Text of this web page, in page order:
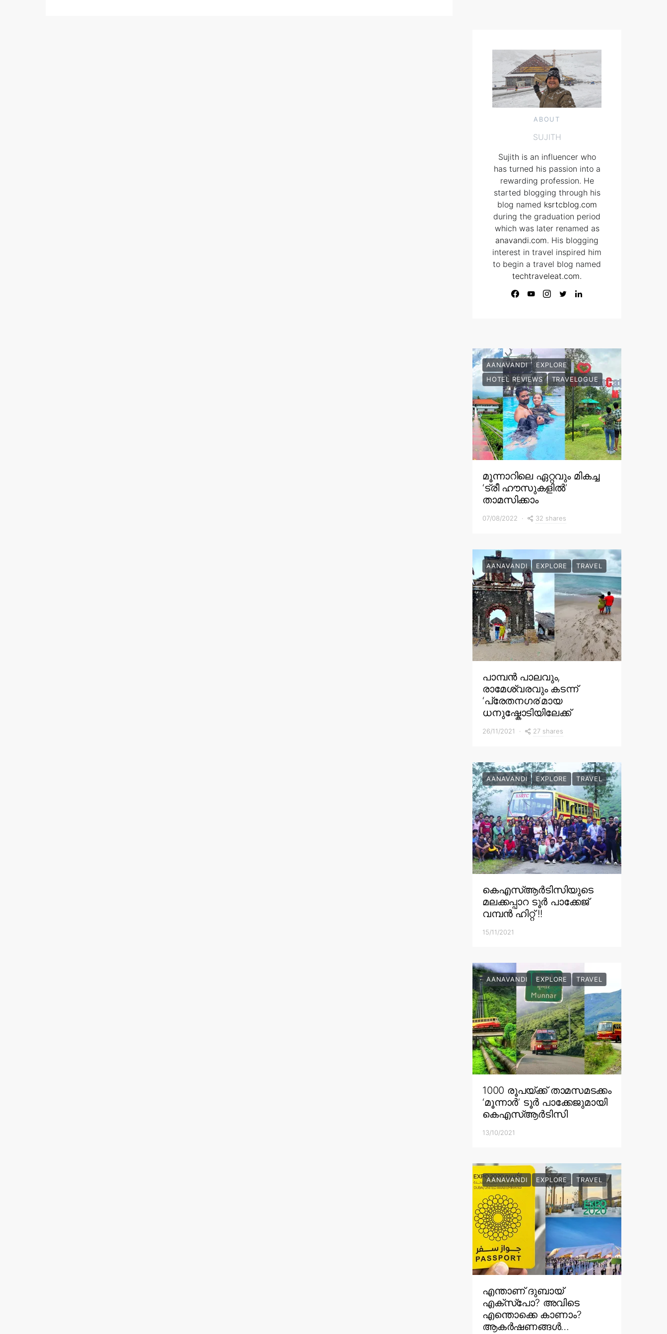
ABOUT
SUJITH
Sujith is an influencer who
has turned his passion into a
rewarding profession. He
started blogging through his
blog named ksrtcblog.com
during the graduation period
which was later renamed as
anavandi.com. His blogging
interest in travel inspired him
to begin a travel blog named
techtraveleat.com.
AANAVANDI
EXPLORE
HOTEL REVIEWS
TRAVELOGUE
മൂന്നാറിലെ ഏറ്റവും മികച്ച
‘ട്രീ ഹൗസുകളിൽ’
താമസിക്കാം
07/08/2022 32 shares
AANAVANDI EXPLORE TRAVEL
പാമ്പൻ പാലവും,
രാമേശ്വരവും കടന്ന്
‘പ്രേതനഗര’മായ
ധനുഷ്കോടിയിലേക്ക്
26/11/2021 27 shares
AANAVANDI EXPLORE TRAVEL
കെഎസ്ആർടിസിയുടെ
മലക്കപ്പാറ ടൂർ പാക്കേജ്
വമ്പൻ ഹിറ്റ് !!
15/11/2021
AANAVANDI EXPLORE TRAVEL
1000 രൂപയ്ക്ക് താമസമടക്കം
‘മൂന്നാർ’ ടൂർ പാക്കേജുമായി
കെഎസ്ആർടിസി
13/10/2021
AANAVANDI EXPLORE TRAVEL
എന്താണ് ദുബായ്
എക്സ്പോ? അവിടെ
എന്തൊക്കെ കാണാം?
ആകർഷണങ്ങൾ…